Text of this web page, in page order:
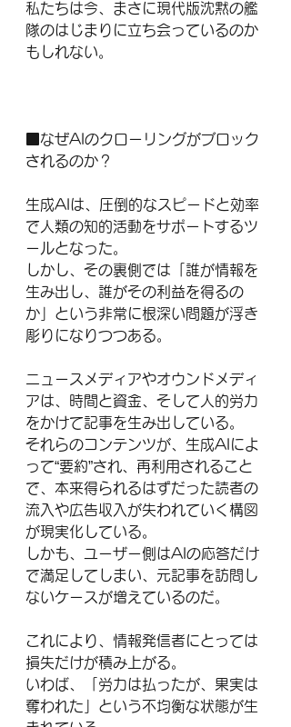
私たちは今、まさに現代版沈黙の艦
隊のはじまりに立ち会っているのか
もしれない。
■なぜAIのクローリングがブロック
されるのか？
生成AIは、圧倒的なスピードと効率
で人類の知的活動をサポートするツ
ールとなった。
しかし、その裏側では「誰が情報を
生み出し、誰がその利益を得るの
か」という非常に根深い問題が浮き
彫りになりつつある。
ニュースメディアやオウンドメディ
アは、時間と資金、そして人的労力
をかけて記事を生み出している。
それらのコンテンツが、生成AIによ
って“要約”され、再利用されること
で、本来得られるはずだった読者の
流入や広告収入が失われていく構図
が現実化している。
しかも、ユーザー側はAIの応答だけ
で満足してしまい、元記事を訪問し
ないケースが増えているのだ。
これにより、情報発信者にとっては
損失だけが積み上がる。
いわば、「労力は払ったが、果実は
奪われた」という不均衡な状態が生